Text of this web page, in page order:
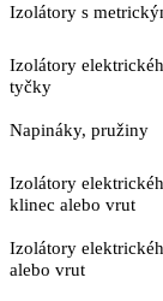
Izolátory s
Izolátory
tyčky
Napináky, pružiny
Izolátory
klinec alebo vrut
Izolátory
alebo vrut